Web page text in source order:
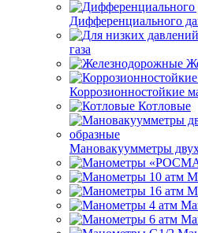
Дифференциального
газа
Коррозионностойкие
Котловые
Мановакуумметры